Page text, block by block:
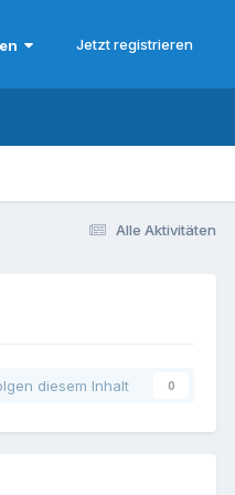
Jetzt registrieren
Alle Aktivitäten
diesem Inhalt 0